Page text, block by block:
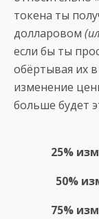
токена ты
долларовом
если бы ты
обёртывая их
изменение
больше будет
25%
50%
75%